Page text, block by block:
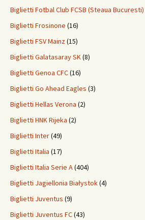
Biglietti Fotbal Club FCSB (Steaua Bucuresti)
Biglietti Frosinone (16)
Biglietti FSV Mainz(15)
Biglietti Galatasaray SK(8)
Biglietti Genoa CFC(16)
Biglietti Go Ahead Eagles (3)
Biglietti Hellas Verona (2)
Biglietti HNK Rijeka (2)
Biglietti Inter(49)
Biglietti Italia (17)
Biglietti Italia Serie A(404)
Biglietti Jagiellonia Białystok(4)
Biglietti Juventus (9)
Biglietti Juventus FC(43)